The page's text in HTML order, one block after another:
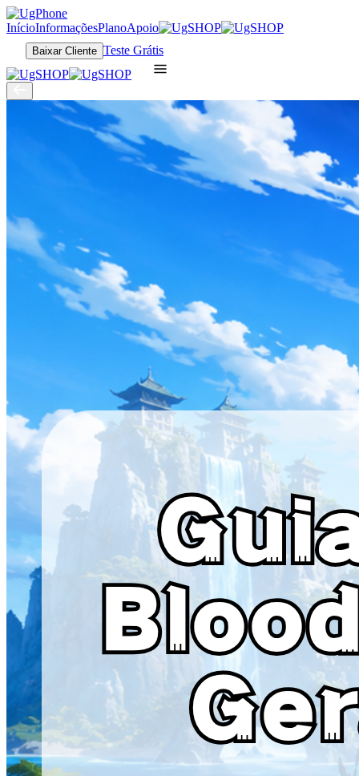
InícioInformaçõesPlanoApoio
Baixar Cliente Teste Grátis